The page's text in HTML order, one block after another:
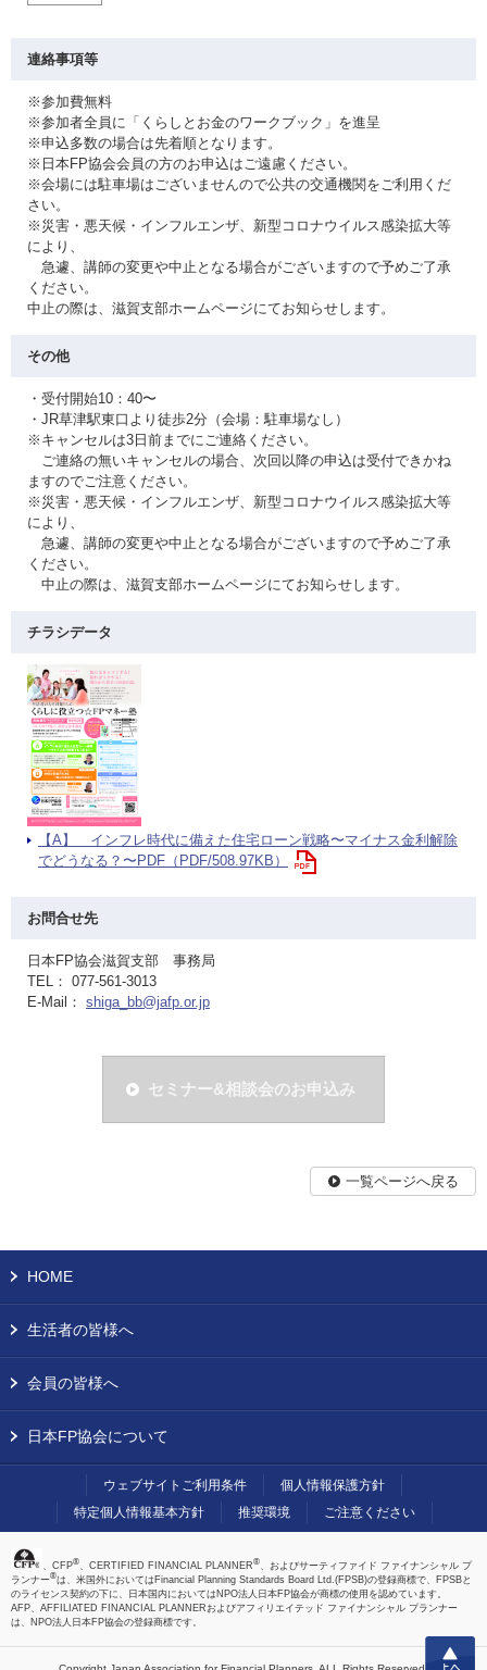
連絡事項等
※参加費無料
※参加者全員に「くらしとお金のワークブック」を進呈
※申込多数の場合は先着順となります。
※日本FP協会会員の方のお申込はご遠慮ください。
※会場には駐車場はございませんので公共の交通機関をご利用くだ
さい。
※災害・悪天候・インフルエンザ、新型コロナウイルス感染拡大等
により、
急遽、講師の変更や中止となる場合がございますので予めご了承
ください。
中止の際は、滋賀支部ホームページにてお知らせします。
その他
・受付開始10：40〜
・JR草津駅東口より徒歩2分（会場：駐車場なし）
※キャンセルは3日前までにご連絡ください。
ご連絡の無いキャンセルの場合、次回以降の申込は受付できかね
ますのでご注意ください。
※災害・悪天候・インフルエンザ、新型コロナウイルス感染拡大等
により、
急遽、講師の変更や中止となる場合がございますので予めご了承
ください。
中止の際は、滋賀支部ホームページにてお知らせします。
チラシデータ
【A】 インフレ時代に備えた住宅ローン戦略〜マイナス金利解除
でどうなる？〜PDF（PDF/508.97KB）
お問合せ先
日本FP協会滋賀支部 事務局
TEL： 077-561-3013
E-Mail： shiga_bb@jafp.or.jp
セミナー&相談会のお申込み
一覧ページへ戻る
上へ
HOME
生活者の皆様へ
会員の皆様へ
日本FP協会について
ウェブサイトご利用条件
個人情報保護方針
特定個人情報基本方針
推奨環境 ご注意ください
、CFP® 、CERTIFIED FINANCIAL PLANNER® 、およびサーティファイド ファイナンシャル プ
ランナー®は、米国外においてはFinancial Planning Standards Board Ltd.(FPSB)の登録商標で、FPSBと
のライセンス契約の下に、日本国内においてはNPO法人日本FP協会が商標の使用を認めています。
AFP、AFFILIATED FINANCIAL PLANNERおよびアフィリエイテッド ファイナンシャル プランナー
は、NPO法人日本FP協会の登録商標です。